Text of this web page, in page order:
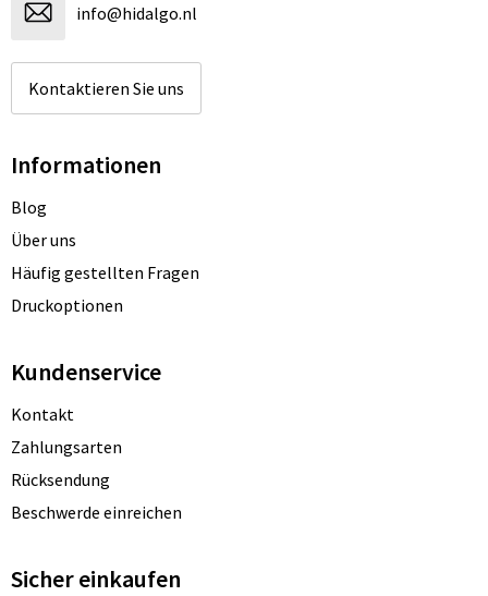
info@hidalgo.nl
Kontaktieren Sie uns
Informationen
Blog
Über uns
Häufig gestellten Fragen
Druckoptionen
Kundenservice
Kontakt
Zahlungsarten
Rücksendung
Beschwerde einreichen
Sicher einkaufen